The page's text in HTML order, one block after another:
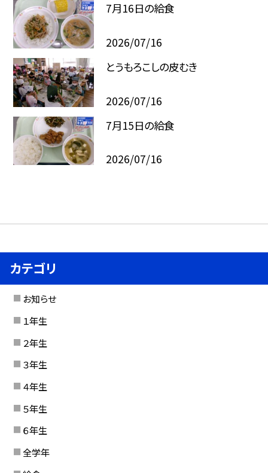
7月16日の給食
2026/07/16
とうもろこしの皮むき
2026/07/16
7月15日の給食
2026/07/16
カテゴリ
お知らせ
１年生
２年生
３年生
４年生
５年生
６年生
全学年